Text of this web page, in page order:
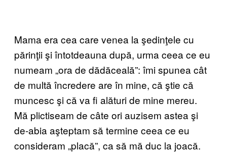
Mama era cea care venea la şedinţele cu
părinţii şi întotdeauna după, urma ceea ce eu
numeam „ora de dădăceală”: îmi spunea cât
de multă încredere are în mine, că ştie că
muncesc şi că va fi alături de mine mereu.
Mă plictiseam de câte ori auzisem astea şi
de-abia aşteptam să termine ceea ce eu
consideram „placă”, ca să mă duc la joacă.